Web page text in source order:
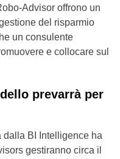
Advisor offrono un
del risparmio
un consulente
e collocare sul
prevarrà per
dalla BI Intelligence ha
gestiranno circa il